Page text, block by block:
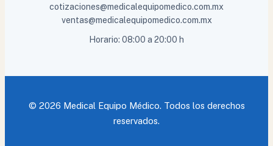
cotizaciones@medicalequipomedico.com.mx
ventas@medicalequipomedico.com.mx
Horario: 08:00 a 20:00 h
© 2026 Medical Equipo Médico. Todos los derechos
reservados.